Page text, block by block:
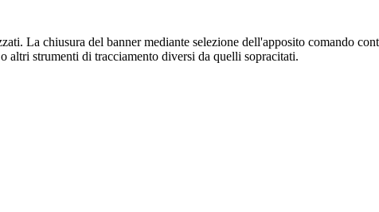
La chiusura del banner mediante selezione dell'apposito comando
altri strumenti di tracciamento diversi da quelli sopracitati.